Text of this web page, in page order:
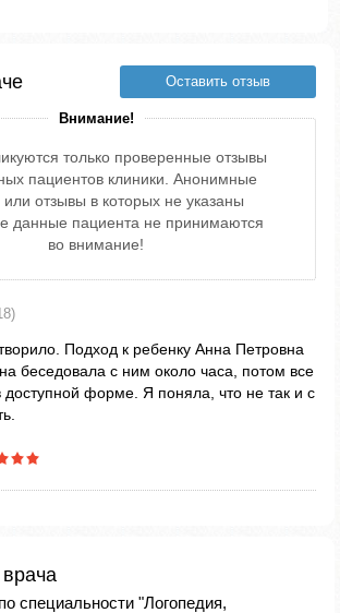
Оставить отзыв
Внимание!
только проверенные отзывы
пациентов клиники. Анонимные
отзывы в которых не указаны
данные пациента не принимаются
во внимание!
Подход к ребенку Анна Петровна
беседовала с ним около часа, потом все
доступной форме. Я поняла, что не так и с
специальности "Логопедия,